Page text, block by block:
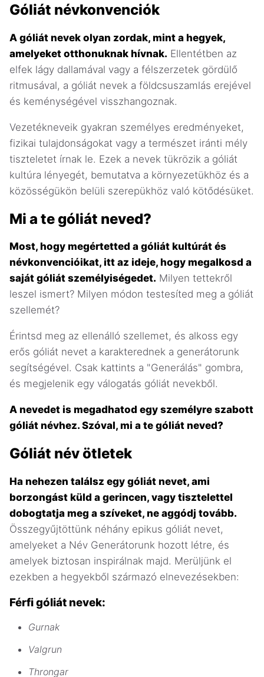
Góliát névkonvenciók
A góliát nevek olyan zordak, mint a hegyek,
amelyeket otthonuknak hívnak. Ellentétben az
elfek lágy dallamával vagy a félszerzetek gördülő
ritmusával, a góliát nevek a földcsuszamlás erejével
és keménységével visszhangoznak.
Vezetékneveik gyakran személyes eredményeket,
fizikai tulajdonságokat vagy a természet iránti mély
tiszteletet írnak le. Ezek a nevek tükrözik a góliát
kultúra lényegét, bemutatva a környezetükhöz és a
közösségükön belüli szerepükhöz való kötődésüket.
Mi a te góliát neved?
Most, hogy megértetted a góliát kultúrát és
névkonvencióikat, itt az ideje, hogy megalkosd a
saját góliát személyiségedet. Milyen tettekről
leszel ismert? Milyen módon testesíted meg a góliát
szellemét?
Érintsd meg az ellenálló szellemet, és alkoss egy
erős góliát nevet a karakterednek a generátorunk
segítségével. Csak kattints a "Generálás" gombra,
és megjelenik egy válogatás góliát nevekből.
A nevedet is megadhatod egy személyre szabott
góliát névhez. Szóval, mi a te góliát neved?
Góliát név ötletek
Ha nehezen találsz egy góliát nevet, ami
borzongást küld a gerincen, vagy tisztelettel
dobogtatja meg a szíveket, ne aggódj tovább.
Összegyűjtöttünk néhány epikus góliát nevet,
amelyeket a Név Generátorunk hozott létre, és
amelyek biztosan inspirálnak majd. Merüljünk el
ezekben a hegyekből származó elnevezésekben:
Férfi góliát nevek:
Gurnak
Valgrun
Throngar